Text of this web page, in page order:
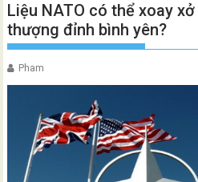
Liệu NATO có thể xoay
thượng đỉnh bình yên?
Pham